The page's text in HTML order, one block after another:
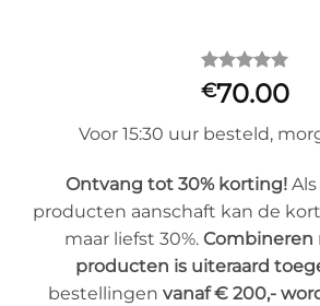
Gewaardeerd
5op 5
op
1
€70.00
Voor 15:30 uur besteld,
Ontvang tot 30% korting!Als
producten aanschaft kan de
maar liefst 30%. Combineren
producten is uiteraard
bestellingen vanaf € 200,-